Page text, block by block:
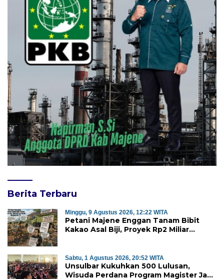
Berita Terbaru
Minggu, 9 Agustus 2026, 12:22 WITA
Petani Majene Enggan Tanam Bibit
Kakao Asal Biji, Proyek Rp2 Miliar
Sabtu, 1 Agustus 2026, 20:52 WITA
Unsulbar Kukuhkan 500 Lulusan,
Wisuda Perdana Program Magister Jadi